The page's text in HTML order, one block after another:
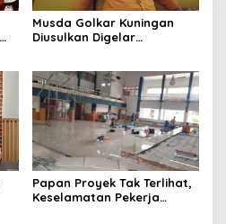
Musda Golkar Kuningan
Diusulkan Digelar
Papan Proyek Tak Terlihat,
Keselamatan Pekerja